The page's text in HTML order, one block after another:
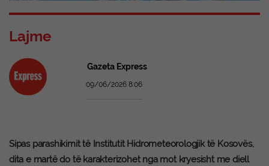
Lajme
Gazeta Express
09/06/2026 8:06
Sipas parashikimit të Institutit Hidrometeorologjik të Kosovës,
dita e martë do të karakterizohet nga mot kryesisht me diell